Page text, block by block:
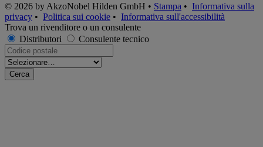
© 2026 by AkzoNobel Hilden GmbH • Stampa • Informativa sulla
privacy • Politica sui cookie • Informativa sull'accessibilità
Trova un rivenditore o un consulente
Distributori
Consulente tecnico